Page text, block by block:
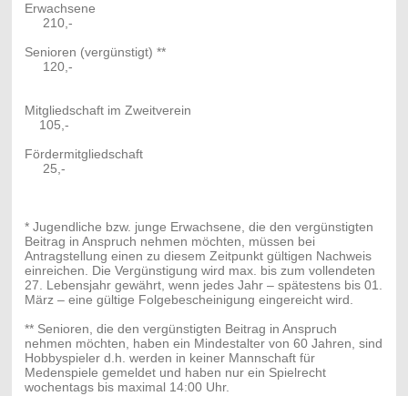
Erwachsene
210,-
Senioren (vergünstigt) **
120,-
Mitgliedschaft im Zweitverein
105,-
Fördermitgliedschaft
25,-
* Jugendliche bzw. junge Erwachsene, die den vergünstigten
Beitrag in Anspruch nehmen möchten, müssen bei
Antragstellung einen zu diesem Zeitpunkt gültigen Nachweis
einreichen. Die Vergünstigung wird max. bis zum vollendeten
27. Lebensjahr gewährt, wenn jedes Jahr – spätestens bis 01.
März – eine gültige Folgebescheinigung eingereicht wird.
** Senioren, die den vergünstigten Beitrag in Anspruch
nehmen möchten, haben ein Mindestalter von 60 Jahren, sind
Hobbyspieler d.h. werden in keiner Mannschaft für
Medenspiele gemeldet und haben nur ein Spielrecht
wochentags bis maximal 14:00 Uhr.